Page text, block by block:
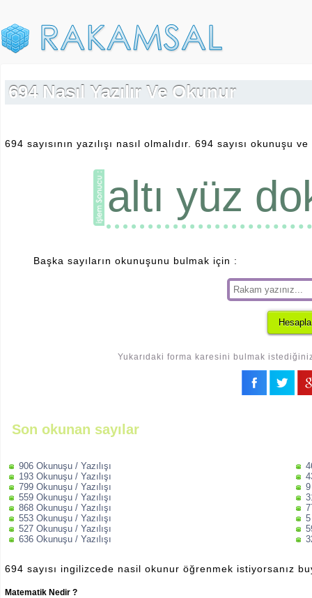
694 Nasıl Yazılır Ve Okunur
694 sayısının yazılışı nasıl olmalıdır. 694 sayısı okunuşu
altı yüz
Başka sayıların okunuşunu bulmak için :
Yukarıdaki forma karesini bulmak
Son okunan sayılar
906 Okunuşu / Yazılışı
193 Okunuşu / Yazılışı
799 Okunuşu / Yazılışı
559 Okunuşu / Yazılışı
868 Okunuşu / Yazılışı
553 Okunuşu / Yazılışı
527 Okunuşu / Yazılışı
636 Okunuşu / Yazılışı
9
5
694 sayısı ingilizcede nasil okunur öğrenmek istiyorsanız
Matematik Nedir ?